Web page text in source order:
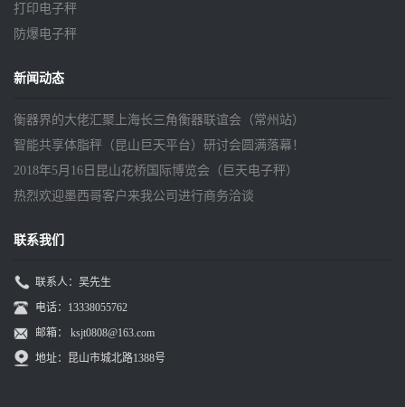
打印电子秤
防爆电子秤
新闻动态
衡器界的大佬汇聚上海长三角衡器联谊会（常州站）
智能共享体脂秤（昆山巨天平台）研讨会圆满落幕！
2018年5月16日昆山花桥国际博览会（巨天电子秤）
热烈欢迎墨西哥客户来我公司进行商务洽谈
联系我们
联系人：吴先生
电话：13338055762
邮箱： ksjt0808@163.com
地址：昆山市城北路1388号